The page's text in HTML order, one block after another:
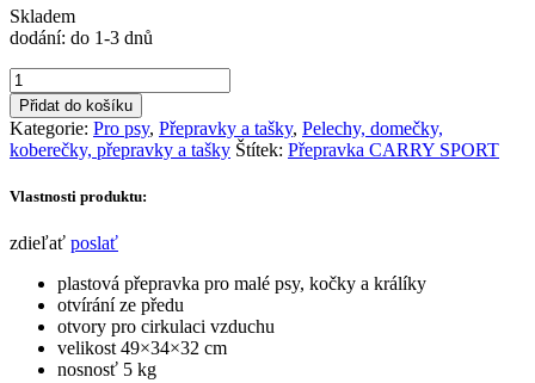
Skladem
dodání: do 1-3 dnů
Přepravka
CARRY
SPORT
červená
množství
Přidat do košíku
Kategorie: Pro psy, Přepravky a tašky, Pelechy, domečky,
koberečky, přepravky a tašky Štítek: Přepravka CARRY SPORT
Vlastnosti produktu:
zdieľať poslať
plastová přepravka pro malé psy, kočky a králíky
otvírání ze předu
otvory pro cirkulaci vzduchu
velikost 49×34×32 cm
nosnosť 5 kg